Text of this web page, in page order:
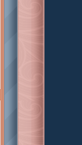
песен, улыбается
было
легко поменять